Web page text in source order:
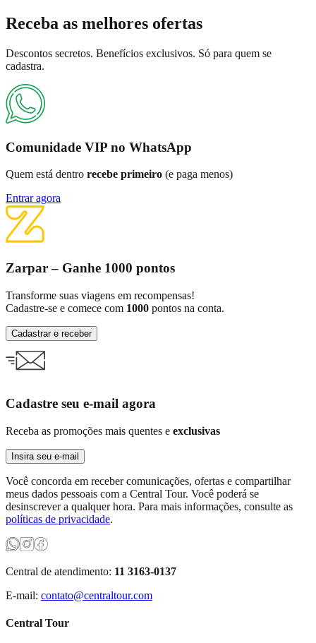
Receba as melhores ofertas
Descontos secretos. Benefícios exclusivos. Só para quem se
cadastra.
Comunidade VIP no WhatsApp
Quem está dentro recebe primeiro (e paga menos)
Entrar agora
Zarpar – Ganhe 1000 pontos
Transforme suas viagens em recompensas!
Cadastre-se e comece com 1000 pontos na conta.
Cadastrar e receber
Cadastre seu e-mail agora
Receba as promoções mais quentes e exclusivas
Insira seu e-mail
Você concorda em receber comunicações, ofertas e compartilhar
meus dados pessoais com a Central Tour. Você poderá se
desinscrever a qualquer hora. Para mais informações, consulte as
políticas de privacidade.
Central de atendimento: 11 3163-0137
E-mail: contato@centraltour.com
Central Tour